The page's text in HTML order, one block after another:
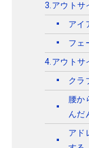
3.アウトサ
アイ
フェ
4.アウトサ
クラ
腰か
んだ
アド